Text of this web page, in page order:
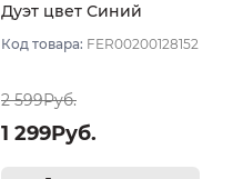
Дуэт цвет Синий
Код товара: FER00200128152
2 599Руб.
1 299Руб.